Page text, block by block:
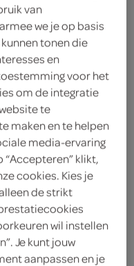
Chick-n-
je SPAR
deluxe
je SPAR
van
we je op basis
tonen die
en
voor het
om de integratie
te
maken en te helpen
media-ervaring
klikt,
cookies. Kies je
de strikt
wil instellen
Je kunt jouw
aanpassen en je